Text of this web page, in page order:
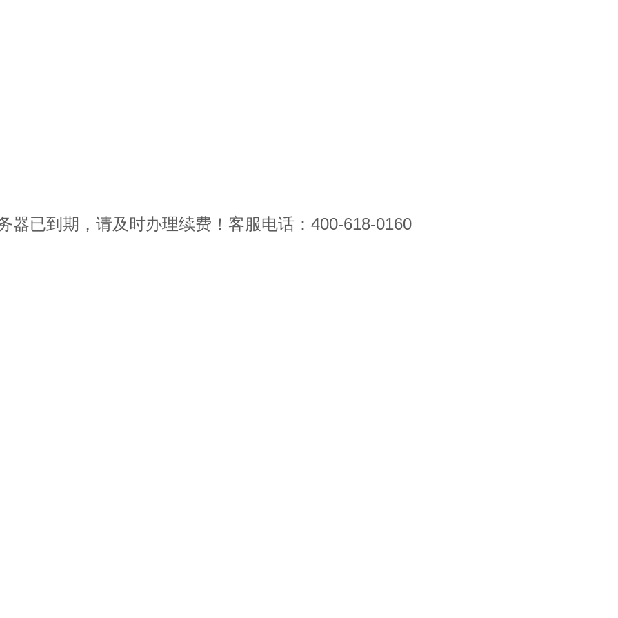
器已到期，请及时办理续费！客服电话：400-618-0160